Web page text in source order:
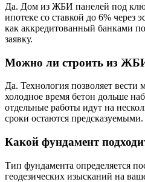
Да. Дом из ЖБИ панелей под
ипотеке со ставкой до 6% через
как аккредитованный банками
заявку.
Можно ли строить из
Да. Технология позволяет
холодное время бетон дольше
отдельные работы идут на
сроки остаются предсказуемыми.
Какой фундамент
Тип фундамента определяется
геодезических изысканий на